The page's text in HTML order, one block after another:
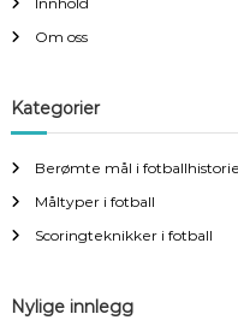
Om oss
Kategorier
Berømte mål i
Måltyper i fotball
Scoringteknikker i fotball
Nylige innlegg